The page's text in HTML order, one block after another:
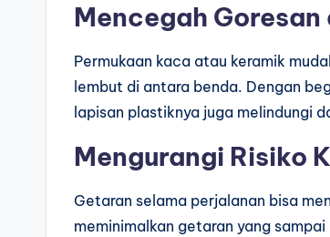
Mencegah
Permukaan kaca atau keramik
lembut di antara benda. Dengan
lapisan plastiknya juga melindungi
Mengurangi Risiko
Getaran selama perjalanan bisa
meminimalkan getaran yang